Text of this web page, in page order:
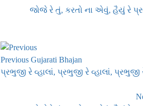
જોજે રે તું, કરતો ના એવું, હૈયું રે
Previous Gujarati Bhajan
પ્રભુજી રે વ્હાલાં, પ્રભુજી રે વ્હાલાં, પ્રભુજી